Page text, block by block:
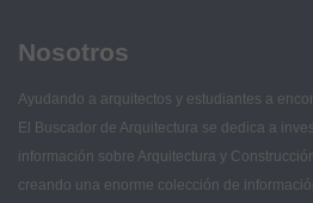
Nosotros
Ayudando a arquitectos y estudiantes a
El Buscador de Arquitectura se dedica a
información sobre Arquitectura y
creando una enorme colección de